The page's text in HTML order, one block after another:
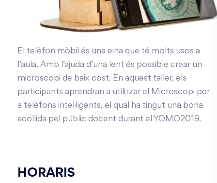
El telèfon mòbil és una eina que té molts usos a
l’aula. Amb l’ajuda d’una lent és possible crear un
microscopi de baix cost. En aquest taller, els
participants aprendran a utilitzar el Microscopi per
a telèfons intel·ligents, el qual ha tingut una bona
acollida pel públic docent durant el YOMO2019.
HORARIS